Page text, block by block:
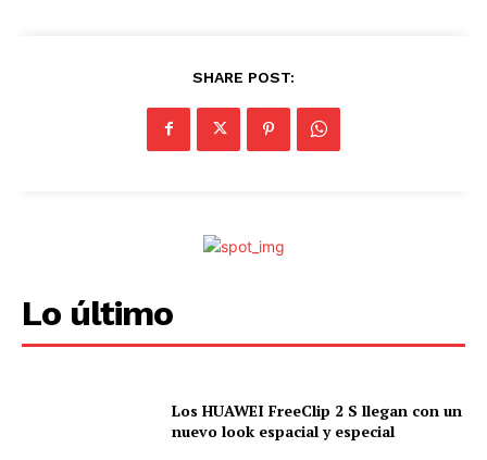
SHARE POST:
Lo último
Los HUAWEI FreeClip 2 S llegan con un
nuevo look espacial y especial